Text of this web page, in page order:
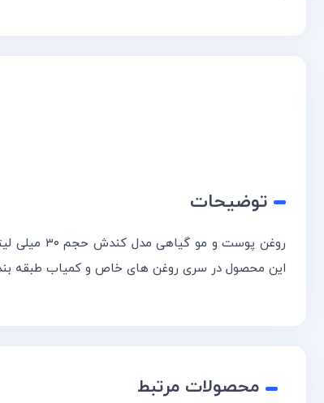
توضیحات
روغن
این محصول در سری روغن های خاص و کمیاب طبقه
محصولات مرتبط